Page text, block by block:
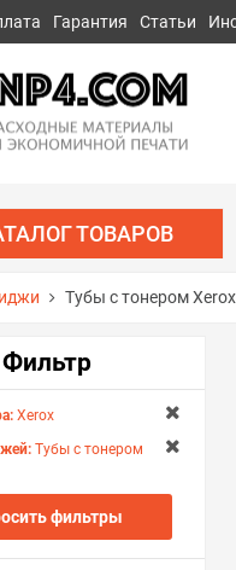
Гарантия Статьи
ТОВАРОВ
Тубы с тонером Xerox
Фильтр
Xerox
Тубы с тонером
фильтры